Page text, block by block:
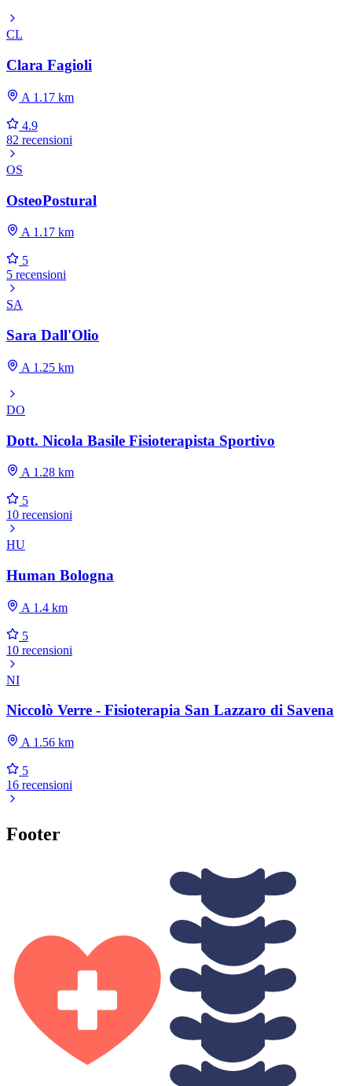
CL
Clara Fagioli
A 1.17 km
4.9
82 recensioni
OS
OsteoPostural
A 1.17 km
5
5 recensioni
SA
Sara Dall'Olio
A 1.25 km
DO
Dott. Nicola Basile Fisioterapista Sportivo
A 1.28 km
5
10 recensioni
HU
Human Bologna
A 1.4 km
5
10 recensioni
NI
Niccolò Verre - Fisioterapia San Lazzaro di Savena
A 1.56 km
5
16 recensioni
Footer